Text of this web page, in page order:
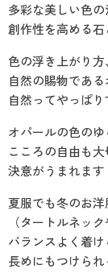
多彩な美しい色
創作性を高める
色の浮き上がり
自然の賜物であ
自然ってやっぱり
オパールの色のゆ
こころの自由も
決意がうまれます
夏服でも冬のお洋
（タートルネッ
バランスよく着け
長めにもつけられ